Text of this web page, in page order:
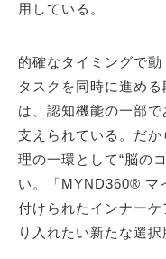
用している。
的確なタイミングで
タスクを同時に進め
は、認知機能の一部
支えられている。だ
理の一環として“脳の
い。「MYND360® マ
付けられたインナー
り入れたい新たな選択